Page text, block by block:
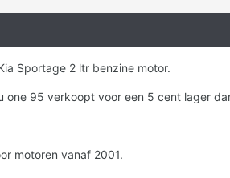
Sportage 2 ltr benzine motor.
95 verkoopt voor een 5 cent lager
motoren vanaf 2001.